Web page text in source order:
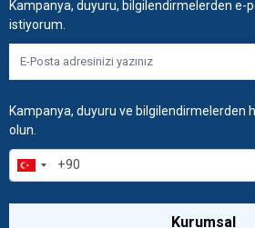
Kampanya, duyuru, bilgilendirmelerden e-
istiyorum.
Kampanya, duyuru ve bilgilendirmelerden
olun.
Kurumsal